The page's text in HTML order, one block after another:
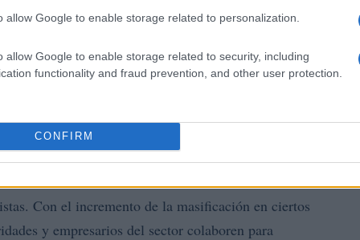
allow Google to enable storage related to personalization.
allow Google to enable storage related to security, including
functionality and fraud prevention, and other user protection.
CONFIRM
turismo es evidente. Es fundamental centrarse en el
Con el incremento de la masificación en ciertos
y empresarios del sector colaboren para